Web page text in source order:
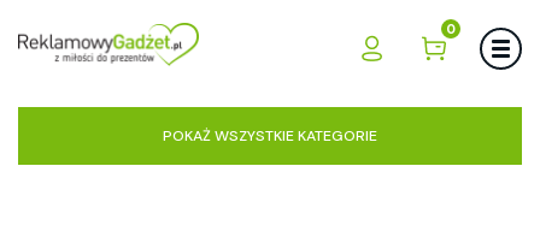
0
POKAŻ WSZYSTKIE KATEGORIE